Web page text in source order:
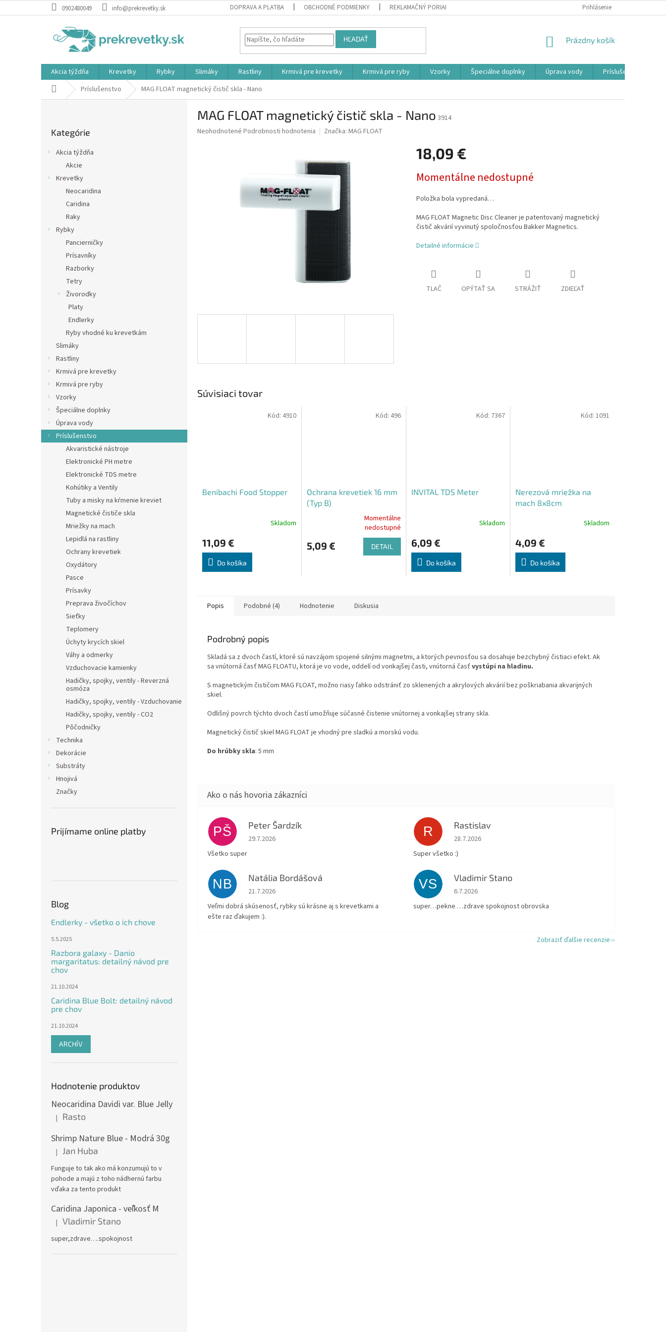
na
0902480049 info@prekrevetky.sk DOPRAVA A PLATBA OBCHODNÉ PODMIENKY REKLAMAČNÝ PORIADOK PODMIENKY OCHRANY OSOBNÝCH ÚDAJOVPrihlásenie
HĽADAŤ
NÁKUPNÝ
Prázdny košík
Akcia týždňa Krevetky Rybky Slimáky Rastliny Krmivá pre krevetky Krmivá pre ryby Vzorky Špeciálne doplnky Úprava vody Príslušenstvo
DomovPríslušenstvo MAG FLOAT magnetický čistič skla - Nano
kategórie
Kategórie
Akcia týždňa
Akcie
Krevetky
Neocaridina
Caridina
Raky
Rybky
Pancierničky
Prísavníky
Razborky
Tetry
Živorodky
Platy
Endlerky
Ryby vhodné ku krevetkám
Slimáky
Rastliny
Krmivá pre krevetky
Krmivá pre ryby
Vzorky
Špeciálne doplnky
Úprava vody
Príslušenstvo
Akvaristické nástroje
Elektronické PH metre
Elektronické TDS metre
Kohútiky a Ventily
Tuby a misky na kŕmenie kreviet
Magnetické čističe skla
Mriežky na mach
Lepidlá na rastliny
Ochrany krevetiek
Oxydátory
Pasce
Prísavky
Preprava živočíchov
Sieťky
Teplomery
Úchyty krycích skiel
Váhy a odmerky
Vzduchovacie kamienky
Hadičky, spojky, ventily - Reverzná
osmóza
Hadičky, spojky, ventily - Vzduchovanie
Hadičky, spojky, ventily - CO2
Pôčodničky
Technika
Dekorácie
Substráty
Hnojivá
Značky
Prijímame online platby
Blog
Endlerky - všetko o ich chove
5.5.2025
Razbora galaxy - Danio
margaritatus: detailný návod pre
chov
21.10.2024
Caridina Blue Bolt: detailný návod
pre chov
21.10.2024
ARCHÍV
Hodnotenie produktov
Neocaridina Davidi var. Blue Jelly
Hodnotenie produktu je 5 z 5 hviezdičiek.
| Rasto
Shrimp Nature Blue - Modrá 30g
Hodnotenie produktu je 5 z 5 hviezdičiek.
| Jan Huba
Funguje to tak ako má konzumujú to v
pohode a majú z toho nádhernú farbu
vďaka za tento produkt
Caridina Japonica - veľkosť M
Hodnotenie produktu je 5 z 5 hviezdičiek.
| Vladimir Stano
super,zdrave….spokojnost
MAG FLOAT magnetický čistič skla - Nano 3914
Priemerné
Neohodnotené Podrobnosti hodnotenia Značka: MAG FLOAT
18,09 €
cena:
Momentálne nedostupné
Položka bola vypredaná…
MAG FLOAT Magnetic Disc Cleaner je patentovaný magnetický
čistič akvárií vyvinutý spoločnosťou Bakker Magnetics.
Detailné informácie
TLAČ OPÝTAŤ SA STRÁŽIŤ ZDIEĽAŤ
Súvisiaci tovar
Benibachi Food Stopper
Skladom
11,09 €
Do košíka
Kód: 4910
Ochrana krevetiek 16 mm
(Typ B)
produktu
je
Momentálne
nedostupné
5,09 € DETAIL
Kód: 496
INVITAL TDS Meter
Skladom
6,09 €
Do košíka
Kód: 7367
Nerezová mriežka na
mach 8x8cm
Skladom
4,09 €
Do košíka
Kód: 1091
Popis Podobné (4) Hodnotenie Diskusia
Podrobný popis
Skladá sa z dvoch častí, ktoré sú navzájom spojené silnými magnetmi, a ktorých pevnosťou sa dosahuje bezchybný čistiaci efekt. Ak
sa vnútorná časť MAG FLOATU, ktorá je vo vode, oddelí od vonkajšej časti, vnútorná časť vystúpi na hladinu.
S magnetickým čističom MAG FLOAT, možno riasy ľahko odstrániť zo sklenených a akrylových akvárií bez poškriabania akvarijných
skiel.
Odlišný povrch týchto dvoch častí umožňuje súčasné čistenie vnútornej a vonkajšej strany skla.
Magnetický čistič skiel MAG FLOAT je vhodný pre sladkú a morskú vodu.
Do hrúbky skla: 5 mm
PŠ Peter Šardzík
Hodnotenie obchodu je 5 z 5 hviezdičiek.
29.7.2026
Všetko super
R Rastislav
Hodnotenie obchodu je 5 z 5 hviezdičiek.
28.7.2026
Super všetko :)
NB Natália Bordášová
Hodnotenie obchodu je 5 z 5 hviezdičiek.
21.7.2026
Veľmi dobrá skúsenosť, rybky sú krásne aj s krevetkami a
ešte raz ďakujem :).
VS Vladimir Stano
Hodnotenie obchodu je 5 z 5 hviezdičiek.
6.7.2026
super…pekne …zdrave spokojnost obrovska
Zobraziť ďalšie recenzie